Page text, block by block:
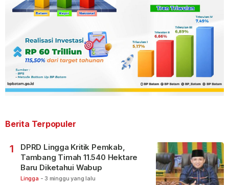
Berita Terpopuler
1
DPRD Lingga Kritik Pemkab,
Tambang Timah 11.540 Hektare
Baru Diketahui Wabup
Lingga - 3 minggu yang lalu